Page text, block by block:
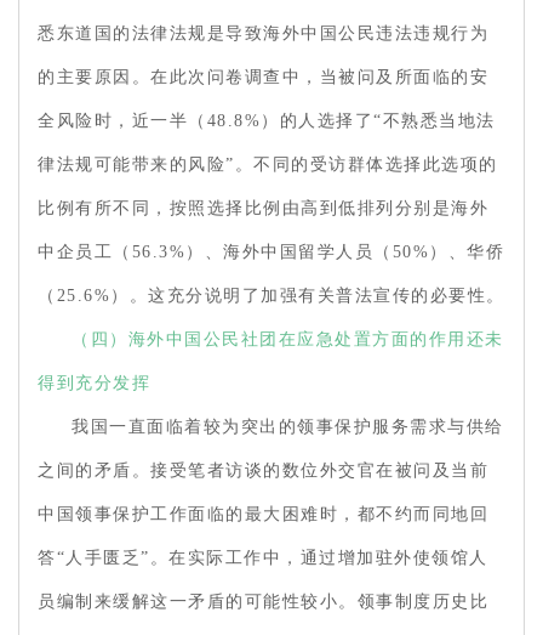
悉东道国的法律法规是导致海外中国公民违法违规行为
的主要原因。在此次问卷调查中，当被问及所面临的安
全风险时，近一半（48.8%）的人选择了“不熟悉当地法
律法规可能带来的风险”。不同的受访群体选择此选项的
比例有所不同，按照选择比例由高到低排列分别是海外
中企员工（56.3%）、海外中国留学人员（50%）、华侨
（25.6%）。这充分说明了加强有关普法宣传的必要性。
（ 四）海外中国公民社团在应急处置方面的作用还未
得到充分发挥
我国一直面临着较为突出的领事保护服务需求与供给
之间的矛盾。接受笔者访谈的数位外交官在被问及当前
中国领事保护工作面临的最大困难时，都不约而同地回
答“人手匮乏”。在实际工作中，通过增加驻外使领馆人
员编制来缓解这一矛盾的可能性较小。领事制度历史比